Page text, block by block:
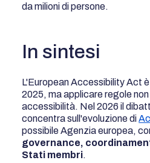
da milioni di persone.
In sintesi
L'European Accessibility Act
2025, ma applicare regole
accessibilità. Nel 2026 il
concentra sull'evoluzione di
possibile Agenzia europea,
governance,
Stati membri.